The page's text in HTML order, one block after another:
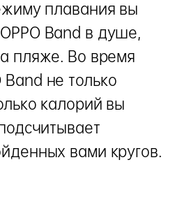
плавания вы
Band в душе,
пляже. Во время
Band не только
калорий вы
вами кругов.